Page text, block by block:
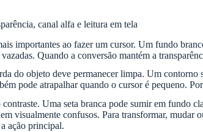
canal alfa e leitura em tela
importantes ao fazer um cursor. Um fundo
Quando a conversão mantém a
do objeto deve permanecer limpa. Um contorno
pode atrapalhar quando o cursor é pequeno.
Uma seta branca pode sumir em fundo
visualmente confusos. Para transformar,
ação principal.